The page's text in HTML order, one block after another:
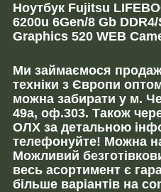
Ноутбук Fujitsu
6200u 6Gen/8 Gb
Graphics 520 WEB
Ми займаємося
техніки з Європи
можна забирати у м.
49а, оф.303. Також
ОЛХ за детальною
телефонуйте! Можна
Можливий
весь асортимент є
більше варіантів на